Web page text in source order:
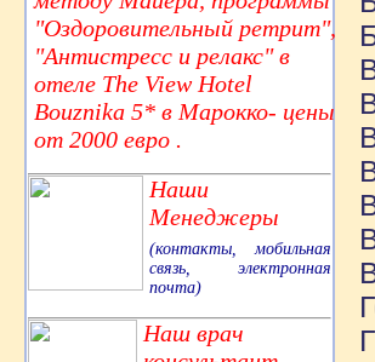
"Оздоровительный ретрит",
"Антистресс и релакс" в
отеле The View Hotel
Bouznika 5* в Марокко- цены
от 2000 евро .
Наши
Менеджеры
(контакты, мобильная
связь, электронная
почта)
Наш врач